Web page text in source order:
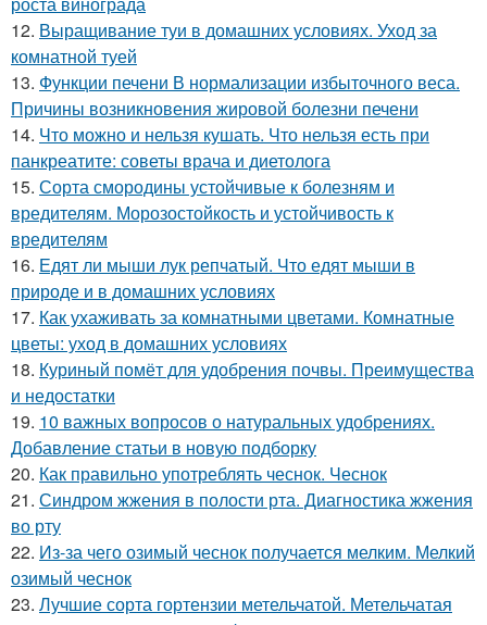
12. Выращивание туи в домашних условиях. Уход за
комнатной туей
13. Функции печени В нормализации избыточного веса.
Причины возникновения жировой болезни печени
14. Что можно и нельзя кушать. Что нельзя есть при
панкреатите: советы врача и диетолога
15. Сорта смородины устойчивые к болезням и
вредителям. Морозостойкость и устойчивость к
вредителям
16. Едят ли мыши лук репчатый. Что едят мыши в
природе и в домашних условиях
17. Как ухаживать за комнатными цветами. Комнатные
цветы: уход в домашних условиях
18. Куриный помёт для удобрения почвы. Преимущества
и недостатки
19. 10 важных вопросов о натуральных удобрениях.
Добавление статьи в новую подборку
20. Как правильно употреблять чеснок. Чеснок
21. Синдром жжения в полости рта. Диагностика жжения
во рту
22. Из-за чего озимый чеснок получается мелким. Мелкий
озимый чеснок
23. Лучшие сорта гортензии метельчатой. Метельчатая